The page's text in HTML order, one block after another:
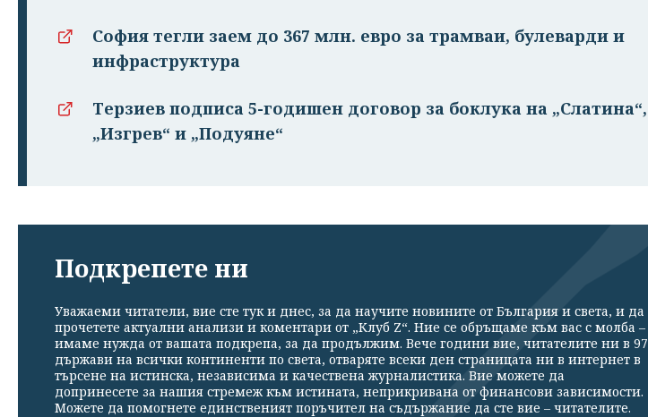
София тегли заем до 367 млн. евро за трамваи, булеварди и
инфраструктура
Терзиев подписа 5-годишен договор за боклука на „Слатина“,
„Изгрев“ и „Подуяне“
Подкрепете ни
Уважаеми читатели, вие сте тук и днес, за да научите новините от България и света, и да
прочетете актуални анализи и коментари от „Клуб Z“. Ние се обръщаме към вас с молба –
имаме нужда от вашата подкрепа, за да продължим. Вече години вие, читателите ни в 97
държави на всички континенти по света, отваряте всеки ден страницата ни в интернет в
търсене на истинска, независима и качествена журналистика. Вие можете да
допринесете за нашия стремеж към истината, неприкривана от финансови зависимости.
Можете да помогнете единственият поръчител на съдържание да сте вие – читателите.